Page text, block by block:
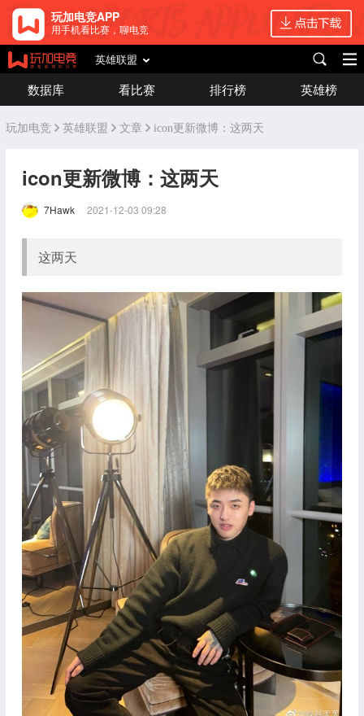
玩加电竞APP
用手机看比赛，聊电竞
英雄联盟
数据库 看比赛 排行榜 英雄榜
玩加电竞 英雄联盟 文章 icon更新微博：这两天
icon更新微博：这两天
7Hawk 2021-12-03 09:28
这两天